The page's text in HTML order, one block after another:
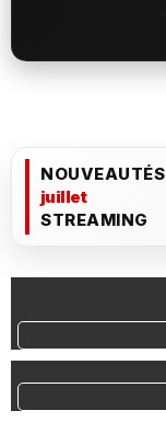
NOUVEAUTÉS
juillet
STREAMING